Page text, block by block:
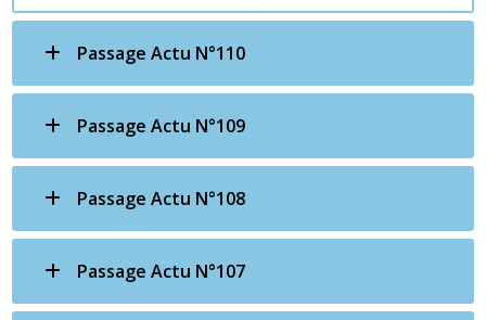
Passage Actu N°110
Passage Actu N°109
Passage Actu N°108
Passage Actu N°107